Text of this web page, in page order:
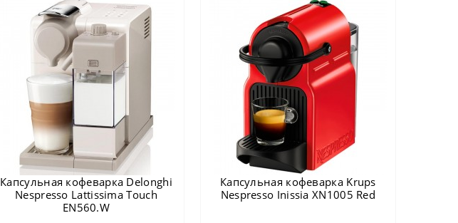
Капсульная кофеварка Delonghi
Nespresso Lattissima Touch
EN560.W
Капсульная кофеварка Krups
Nespresso Inissia XN1005 Red